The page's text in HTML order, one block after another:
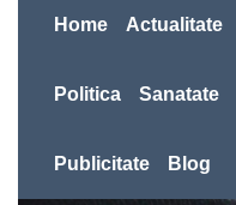
Home Actualitate
Politica Sanatate
Publicitate Blog